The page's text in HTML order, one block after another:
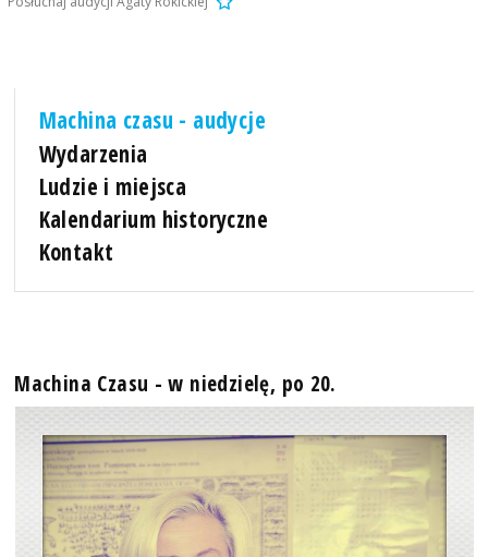
Machina czasu - audycje
Wydarzenia
Ludzie i miejsca
Kalendarium historyczne
Kontakt
Machina Czasu - w niedzielę, po 20.